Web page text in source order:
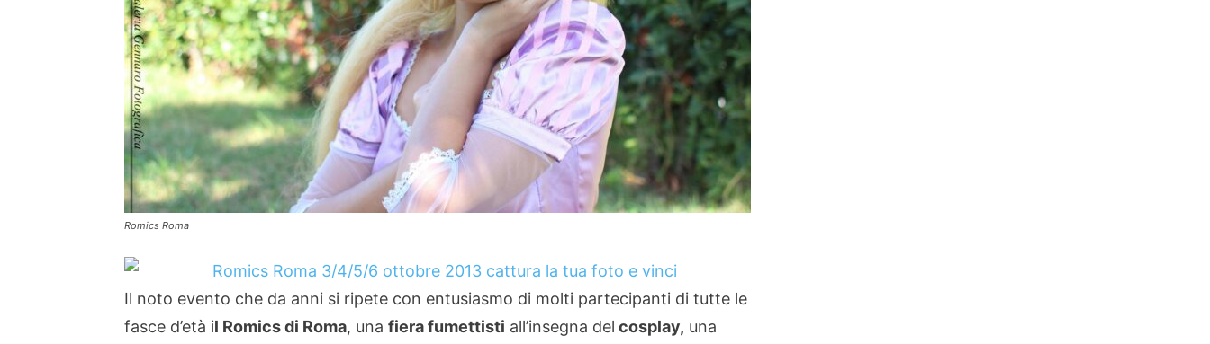
Romics Roma
Il noto evento che da anni si ripete con entusiasmo di molti partecipanti di tutte le
fasce d’età il Romics di Roma, una fiera fumettisti all’insegna del cosplay, una